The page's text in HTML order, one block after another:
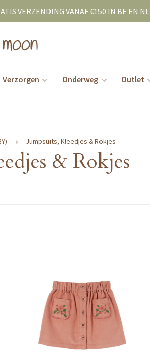
VERZENDING VANAF €150 IN BE EN NL
Verzorgen Onderweg Outlet
Jumpsuits, Kleedjes & Rokjes
& Rokjes